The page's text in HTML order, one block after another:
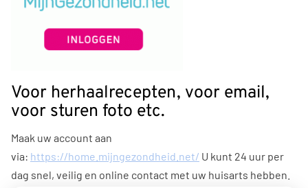
Voor herhaalrecepten, voor email,
voor sturen foto etc.
Maak uw account aan
via: https://home.mijngezondheid.net/ U kunt 24 uur per
dag snel, veilig en online contact met uw huisarts hebben.